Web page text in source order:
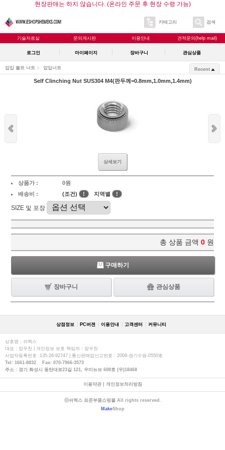
현장판매는 하지 않습니다. (온라인 주문 후 현장 수령 가능)
카테고리 검색
기술자료실 문의게시판 이용안내 견적문의(help mail)
로그인 마이페이지 장바구니 관심상품
압입 볼트 너트 압입너트 Recent
Self Clinching Nut SUS304 M4(판두께=0.8mm,1.0mm,1.4mm)
상세보기
상품가 :
0원
배송비 :
(조건) ! 지역별 !
SIZE 및 포장
총 상품 금액 0 원
구매하기
장바구니 관심상품
상점정보 PC버젼 이용안내 고객센터 커뮤니티
상호명 : 쉬멕스
대표 : 장우천 | 개인정보 보호 책임자 : 장우천
사업자등록번호 :135-26-92747 | 통신판매업신고번호 : 2009-경기수원-0550호
Tel: 1661-8832 Fax: 070-7966-3573
주소 : 경기 화성시 동탄대로23길 121, 우미뉴브 608호 (우)18468
이용약관| 개인정보처리방침
ⓒ쉬멕스 표준부품쇼핑몰 All rights reserved.
MakeShop